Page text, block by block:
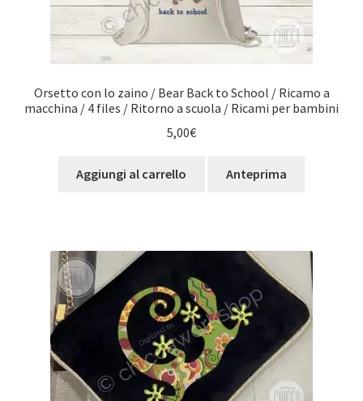
Orsetto con lo zaino / Bear Back to School / Ricamo a
macchina / 4 files / Ritorno a scuola / Ricami per bambini
5,00€
Aggiungi al carrello Anteprima